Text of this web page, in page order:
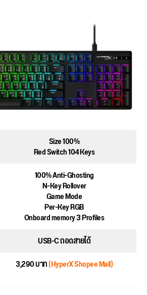
Size 100%
Red Switch 104 Keys
100% Anti-Ghosting
N-Key Rollover
Game Mode
Per-Key RGB
Onboard memory 3 Profiles
USB-C ถอดสายได้
3,290 บาท(HyperX Shopee Mall)